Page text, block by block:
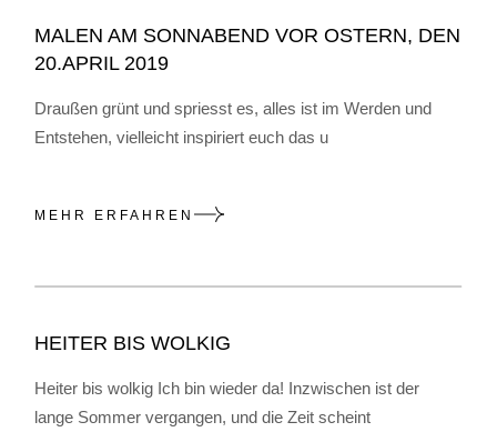
MALEN AM SONNABEND VOR OSTERN, DEN
20.APRIL 2019
Draußen grünt und spriesst es, alles ist im Werden und
Entstehen, vielleicht inspiriert euch das u
MEHR ERFAHREN
HEITER BIS WOLKIG
Heiter bis wolkig Ich bin wieder da! Inzwischen ist der
lange Sommer vergangen, und die Zeit scheint